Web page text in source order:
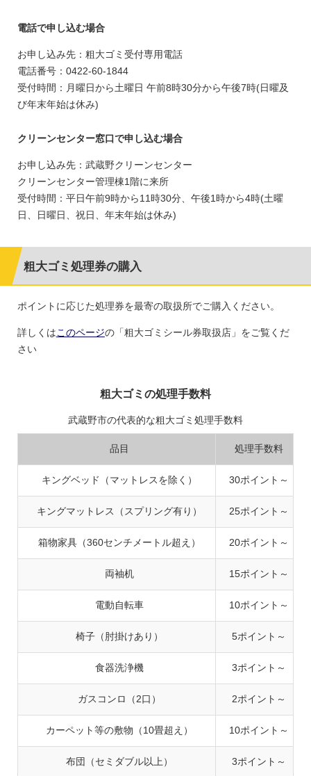
電話で申し込む場合
お申し込み先：粗大ゴミ受付専用電話
電話番号：0422-60-1844
受付時間：月曜日から土曜日 午前8時30分から午後7時(日曜及
び年末年始は休み)
クリーンセンター窓口で申し込む場合
お申し込み先：武蔵野クリーンセンター
クリーンセンター管理棟1階に来所
受付時間：平日午前9時から11時30分、午後1時から4時(土曜
日、日曜日、祝日、年末年始は休み)
粗大ゴミ処理券の購入
ポイントに応じた処理券を最寄の取扱所でご購入ください。
詳しくはこのページの「粗大ゴミシール券取扱店」をご覧くだ
さい
粗大ゴミの処理手数料
武蔵野市の代表的な粗大ゴミ処理手数料
品目 処理手数料
キングベッド（マットレスを除く） 30ポイント～
キングマットレス（スプリング有り） 25ポイント～
箱物家具（360センチメートル超え） 20ポイント～
両袖机 15ポイント～
電動自転車 10ポイント～
椅子（肘掛けあり） 5ポイント～
食器洗浄機 3ポイント～
ガスコンロ（2口） 2ポイント～
カーペット等の敷物（10畳超え） 10ポイント～
布団（セミダブル以上） 3ポイント～